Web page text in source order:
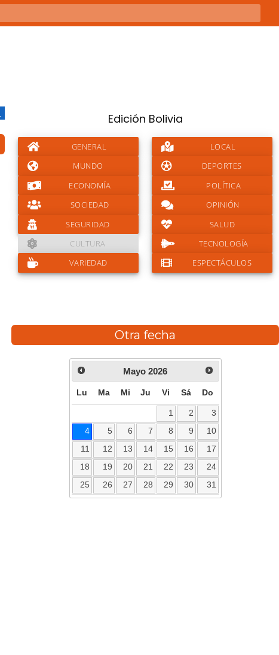
Edición Bolivia
GENERAL
LOCAL
MUNDO
DEPORTES
ECONOMÍA
POLÍTICA
SOCIEDAD
OPINIÓN
SEGURIDAD
SALUD
CULTURA
TECNOLOGÍA
VARIEDAD
ESPECTÁCULOS
Otra fecha
Mayo 2026
Lu Ma Mi Ju Vi Sá Do
1 2
3
4
5 6 7 8 9
10
11
12 13 14 15 16
17
18
19 20 21 22 23
24
25
26 27 28 29 30 31